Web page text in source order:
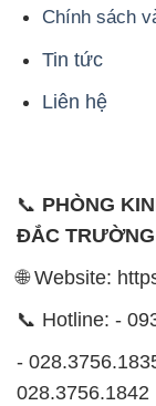
Chính sách
Tin tức
Liên hệ
📞 PHÒNG
ĐẮC
🌐 Website:
📞 Hotline: -
-
028.3756.1842